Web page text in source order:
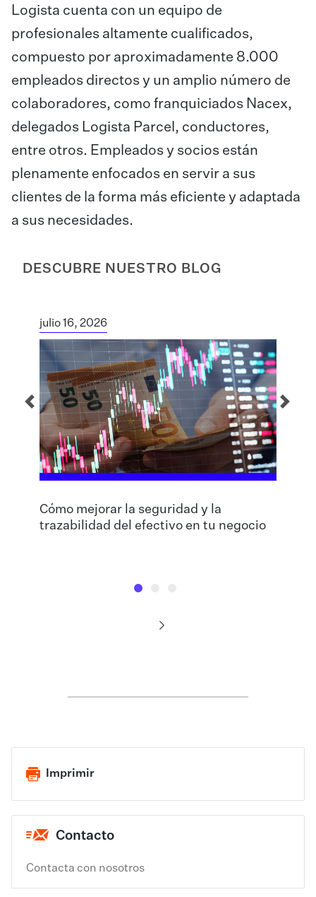
Logista cuenta con un equipo de
profesionales altamente cualificados,
compuesto por aproximadamente 8.000
empleados directos y un amplio número de
colaboradores, como franquiciados Nacex,
delegados Logista Parcel, conductores,
entre otros. Empleados y socios están
plenamente enfocados en servir a sus
clientes de la forma más eficiente y adaptada
a sus necesidades.
DESCUBRE NUESTRO BLOG
julio 16, 2026
Cómo mejorar la seguridad y la
trazabilidad del efectivo en tu negocio
Imprimir
Contacto
Contacta con nosotros